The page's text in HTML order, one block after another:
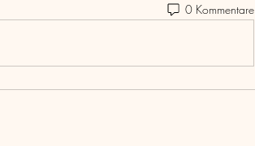
0 Kommentare